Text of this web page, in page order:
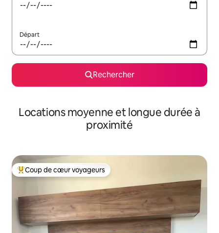
Départ
Rechercher
Locations moyenne et longue durée à
proximité
Coups de cœur voyageurs les plus appréciés
Coup de cœur voyageurs